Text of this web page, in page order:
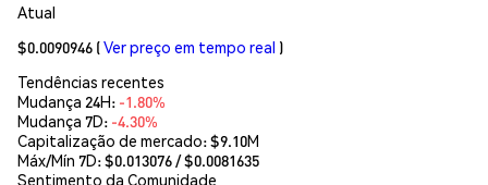
Atual
$0.0090946 (Ver preço em tempo real )
Tendências recentes
Mudança 24H: -1.80%
Mudança 7D: -4.30%
Capitalização de mercado:$9.10M
Máx/Mín 7D: $0.013076/ $0.0081635
Sentimento da Comunidade